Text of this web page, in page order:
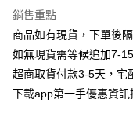
元大商業銀行
台新國際商業銀行
台灣樂天信用卡公司
聯邦商業銀行
元大商業銀行
玉山商業銀行
台灣樂天信用卡公司
街口支付
悠遊付
【關於「AFTEE先享後付
銷售重點
商品如有現貨，下單後
如無現貨需等候追加7-
超商取貨付款3-5天，宅
下載app第一手優惠資訊